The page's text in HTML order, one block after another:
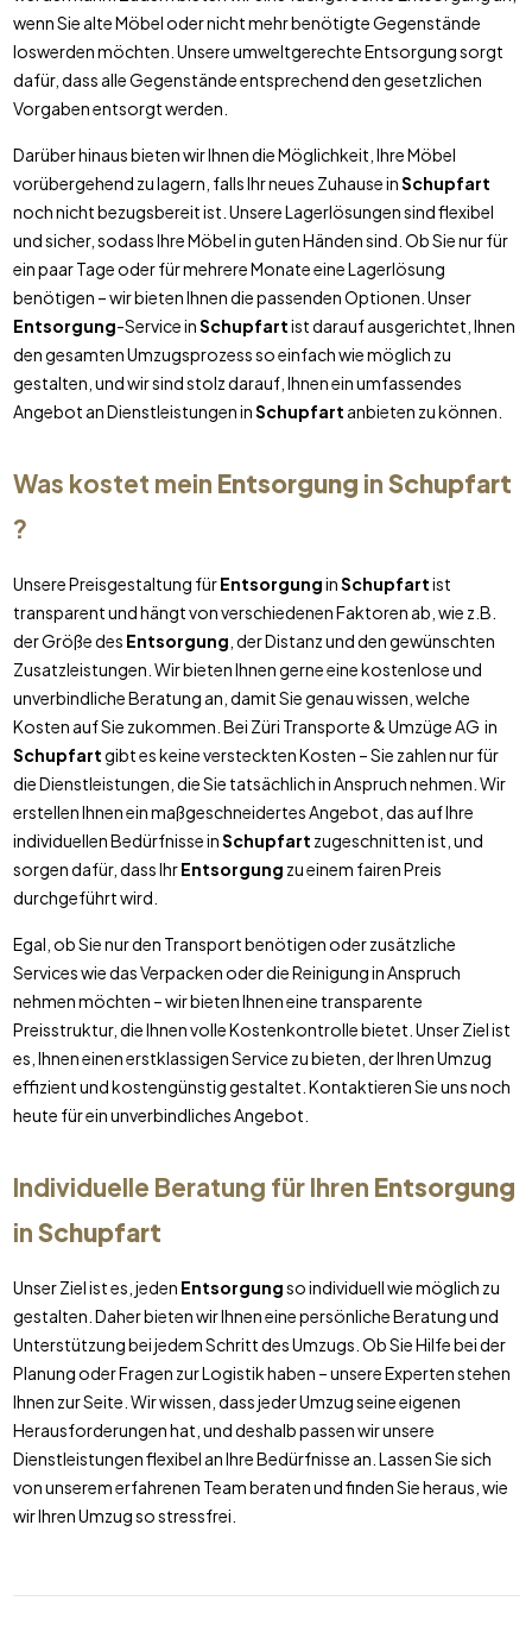
wenn Sie alte Möbel oder nicht mehr benötigte Gegenstände
loswerden möchten. Unsere umweltgerechte Entsorgung sorgt
dafür, dass alle Gegenstände entsprechend den gesetzlichen
Vorgaben entsorgt werden.
Darüber hinaus bieten wir Ihnen die Möglichkeit, Ihre Möbel
vorübergehend zu lagern, falls Ihr neues Zuhause inSchupfart
noch nicht bezugsbereit ist. Unsere Lagerlösungen sind flexibel
und sicher, sodass Ihre Möbel in guten Händen sind. Ob Sie nur für
ein paar Tage oder für mehrere Monate eine Lagerlösung
benötigen – wir bieten Ihnen die passenden Optionen. Unser
Entsorgung-Service inSchupfartist darauf ausgerichtet, Ihnen
den gesamten Umzugsprozess so einfach wie möglich zu
gestalten, und wir sind stolz darauf, Ihnen ein umfassendes
Angebot an Dienstleistungen inSchupfart anbieten zu können.
Was kostet mein Entsorgung inSchupfart
?
Unsere Preisgestaltung fürEntsorgunginSchupfartist
transparent und hängt von verschiedenen Faktoren ab, wie z.B.
der Größe des Entsorgung , der Distanz und den gewünschten
Zusatzleistungen. Wir bieten Ihnen gerne eine kostenlose und
unverbindliche Beratung an, damit Sie genau wissen, welche
Kosten auf Sie zukommen. Bei Züri Transporte & Umzüge AG in
Schupfartgibt es keine versteckten Kosten – Sie zahlen nur für
die Dienstleistungen, die Sie tatsächlich in Anspruch nehmen. Wir
erstellen Ihnen ein maßgeschneidertes Angebot, das auf Ihre
individuellen Bedürfnisse inSchupfart zugeschnitten ist, und
sorgen dafür, dass IhrEntsorgung zu einem fairen Preis
durchgeführt wird.
Egal, ob Sie nur den Transport benötigen oder zusätzliche
Services wie das Verpacken oder die Reinigung in Anspruch
nehmen möchten – wir bieten Ihnen eine transparente
Preisstruktur, die Ihnen volle Kostenkontrolle bietet. Unser Ziel ist
es, Ihnen einen erstklassigen Service zu bieten, der Ihren Umzug
effizient und kostengünstig gestaltet. Kontaktieren Sie uns noch
heute für ein unverbindliches Angebot.
Individuelle Beratung für Ihren Entsorgung
inSchupfart
Unser Ziel ist es, jeden Entsorgungso individuell wie möglich zu
gestalten. Daher bieten wir Ihnen eine persönliche Beratung und
Unterstützung bei jedem Schritt des Umzugs. Ob Sie Hilfe bei der
Planung oder Fragen zur Logistik haben – unsere Experten stehen
Ihnen zur Seite. Wir wissen, dass jeder Umzug seine eigenen
Herausforderungen hat, und deshalb passen wir unsere
Dienstleistungen flexibel an Ihre Bedürfnisse an. Lassen Sie sich
von unserem erfahrenen Team beraten und finden Sie heraus, wie
wir Ihren Umzug so stressfrei.